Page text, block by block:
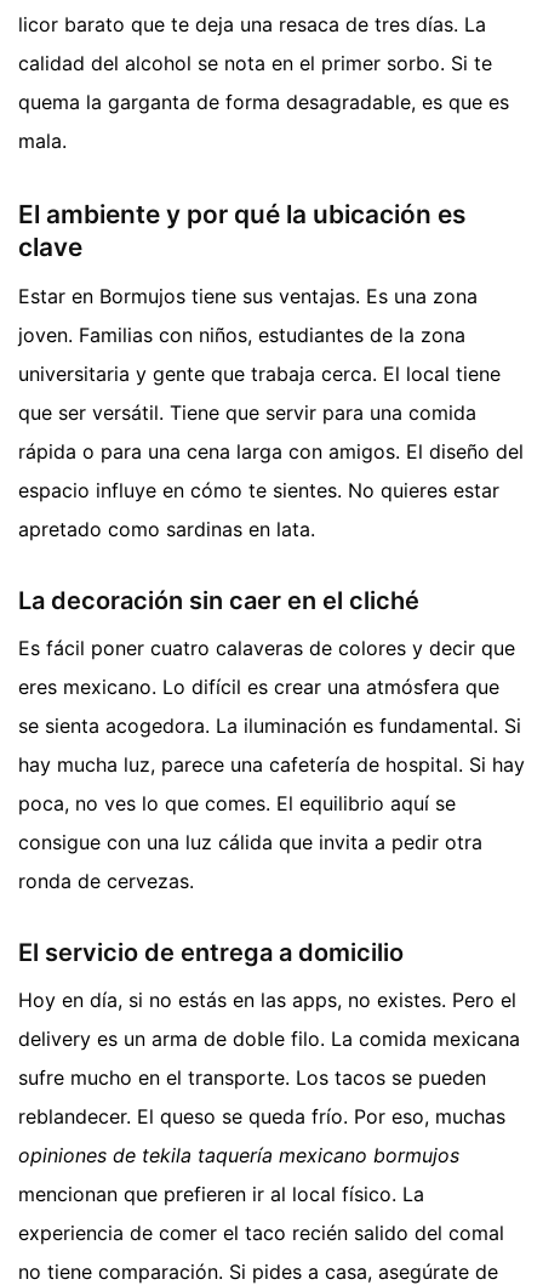
licor barato que te deja una resaca de tres días. La
calidad del alcohol se nota en el primer sorbo. Si te
quema la garganta de forma desagradable, es que es
mala.
El ambiente y por qué la ubicación es
clave
Estar en Bormujos tiene sus ventajas. Es una zona
joven. Familias con niños, estudiantes de la zona
universitaria y gente que trabaja cerca. El local tiene
que ser versátil. Tiene que servir para una comida
rápida o para una cena larga con amigos. El diseño del
espacio influye en cómo te sientes. No quieres estar
apretado como sardinas en lata.
La decoración sin caer en el cliché
Es fácil poner cuatro calaveras de colores y decir que
eres mexicano. Lo difícil es crear una atmósfera que
se sienta acogedora. La iluminación es fundamental. Si
hay mucha luz, parece una cafetería de hospital. Si hay
poca, no ves lo que comes. El equilibrio aquí se
consigue con una luz cálida que invita a pedir otra
ronda de cervezas.
El servicio de entrega a domicilio
Hoy en día, si no estás en las apps, no existes. Pero el
delivery es un arma de doble filo. La comida mexicana
sufre mucho en el transporte. Los tacos se pueden
reblandecer. El queso se queda frío. Por eso, muchas
opiniones de tekila taquería mexicano bormujos
mencionan que prefieren ir al local físico. La
experiencia de comer el taco recién salido del comal
no tiene comparación. Si pides a casa, asegúrate de